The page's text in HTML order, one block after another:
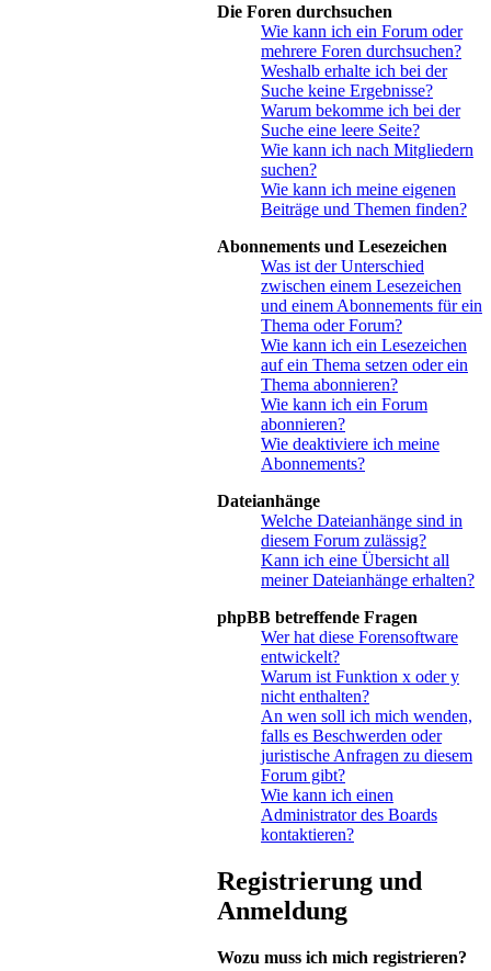
Die Foren durchsuchen
Wie kann ich ein Forum oder
mehrere Foren durchsuchen?
Weshalb erhalte ich bei der
Suche keine Ergebnisse?
Warum bekomme ich bei der
Suche eine leere Seite?
Wie kann ich nach Mitgliedern
suchen?
Wie kann ich meine eigenen
Beiträge und Themen finden?
Abonnements und Lesezeichen
Was ist der Unterschied
zwischen einem Lesezeichen
und einem Abonnements für ein
Thema oder Forum?
Wie kann ich ein Lesezeichen
auf ein Thema setzen oder ein
Thema abonnieren?
Wie kann ich ein Forum
abonnieren?
Wie deaktiviere ich meine
Abonnements?
Dateianhänge
Welche Dateianhänge sind in
diesem Forum zulässig?
Kann ich eine Übersicht all
meiner Dateianhänge erhalten?
phpBB betreffende Fragen
Wer hat diese Forensoftware
entwickelt?
Warum ist Funktion x oder y
nicht enthalten?
An wen soll ich mich wenden,
falls es Beschwerden oder
juristische Anfragen zu diesem
Forum gibt?
Wie kann ich einen
Administrator des Boards
kontaktieren?
Registrierung und
Anmeldung
Wozu muss ich mich registrieren?